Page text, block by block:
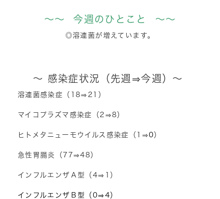
～～ 今週のひとこと ～～
◎溶連菌が増えています。
～ 感染症状況（先週⇒今週）～
溶連菌感染症（18⇒21）
マイコプラズマ感染症（2⇒8）
ヒトメタニューモウイルス感染症（1⇒0 ）
急性胃腸炎（77⇒48）
インフルエンザＡ型（4⇒1）
インフルエンザＢ型（0⇒4）